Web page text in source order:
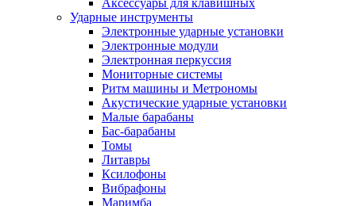
Аксессуары для клавишных
Ударные инструменты
Электронные ударные установки
Электронные модули
Электронная перкуссия
Мониторные системы
Ритм машины и Метрономы
Акустические ударные установки
Малые барабаны
Бас-барабаны
Томы
Литавры
Ксилофоны
Вибрафоны
Маримба